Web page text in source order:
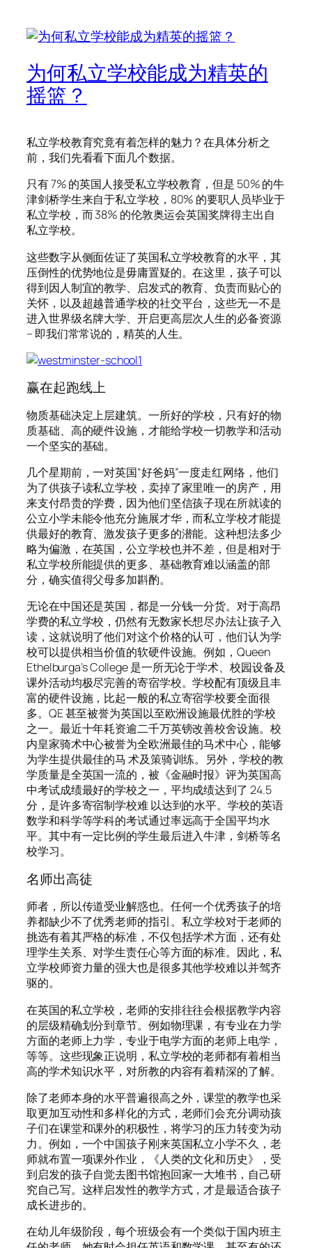
为何私立学校能成为精英的
摇篮？
私立学校教育究竟有着怎样的魅力？在具体分析之
前，我们先看看下面几个数据。
只有 7% 的英国人接受私立学校教育，但是 50% 的牛
津剑桥学生来自于私立学校，80% 的要职人员毕业于
私立学校，而 38% 的伦敦奥运会英国奖牌得主出自
私立学校。
这些数字从侧面佐证了英国私立学校教育的水平，其
压倒性的优势地位是毋庸置疑的。在这里，孩子可以
得到因人制宜的教学、启发式的教育、负责而贴心的
关怀，以及超越普通学校的社交平台，这些无一不是
进入世界级名牌大学、开启更高层次人生的必备资源
– 即我们常常说的，精英的人生。
赢在起跑线上
物质基础决定上层建筑。一所好的学校，只有好的物
质基础、高的硬件设施，才能给学校一切教学和活动
一个坚实的基础。
几个星期前，一对英国“好爸妈”一度走红网络，他们
为了供孩子读私立学校，卖掉了家里唯一的房产，用
来支付昂贵的学费，因为他们坚信孩子现在所就读的
公立小学未能令他充分施展才华，而私立学校才能提
供最好的教育、激发孩子更多的潜能。这种想法多少
略为偏激，在英国，公立学校也并不差，但是相对于
私立学校所能提供的更多、基础教育难以涵盖的部
分，确实值得父母多加斟酌。
无论在中国还是英国，都是一分钱一分货。对于高昂
学费的私立学校，仍然有无数家长想尽办法让孩子入
读，这就说明了他们对这个价格的认可，他们认为学
校可以提供相当价值的软硬件设施。例如，Queen
Ethelburga’s College 是一所无论于学术、校园设备及
课外活动均极尽完善的寄宿学校。学校配有顶级且丰
富的硬件设施，比起一般的私立寄宿学校要全面很
多。QE 甚至被誉为英国以至欧洲设施最优胜的学校
之一。最近十年耗资逾二千万英镑改善校舍设施。校
内皇家骑术中心被誉为全欧洲最佳的马术中心，能够
为学生提供最佳的马 术及策骑训练。另外，学校的教
学质量是全英国一流的，被《金融时报》评为英国高
中考试成绩最好的学校之一，平均成绩达到了 24.5
分，是许多寄宿制学校难 以达到的水平。学校的英语
数学和科学等学科的考试通过率远高于全国平均水
平。其中有一定比例的学生最后进入牛津，剑桥等名
校学习。
名师出高徒
师者，所以传道受业解惑也。任何一个优秀孩子的培
养都缺少不了优秀老师的指引。私立学校对于老师的
挑选有着其严格的标准，不仅包括学术方面，还有处
理学生关系、对学生责任心等方面的标准。因此，私
立学校师资力量的强大也是很多其他学校难以并驾齐
驱的。
在英国的私立学校，老师的安排往往会根据教学内容
的层级精确划分到章节。例如物理课，有专业在力学
方面的老师上力学，专业于电学方面的老师上电学，
等等。这些现象正说明，私立学校的老师都有着相当
高的学术知识水平，对所教的内容有着精深的了解。
除了老师本身的水平普遍很高之外，课堂的教学也采
取更加互动性和多样化的方式，老师们会充分调动孩
子们在课堂和课外的积极性，将学习的压力转变为动
力。例如，一个中国孩子刚来英国私立小学不久，老
师就布置一项课外作业，《人类的文化和历史》，受
到启发的孩子自觉去图书馆抱回家一大堆书，自己研
究自己写。这样启发性的教学方式，才是最适合孩子
成长进步的。
在幼儿年级阶段，每个班级会有一个类似于国内班主